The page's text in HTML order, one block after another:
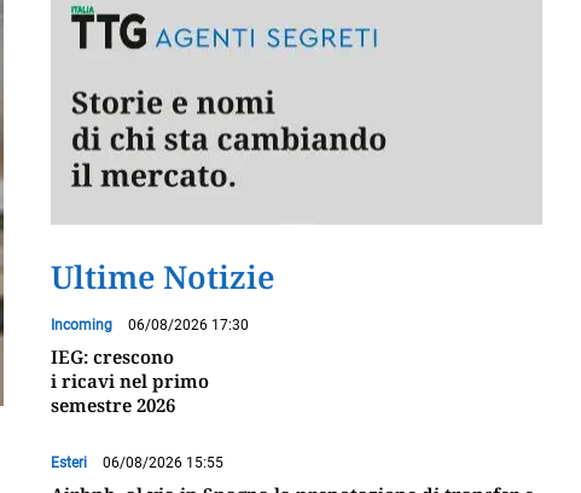
Ultime Notizie
Incoming 06/08/2026 17:30
IEG: crescono
i ricavi nel primo
semestre 2026
Esteri 06/08/2026 15:55